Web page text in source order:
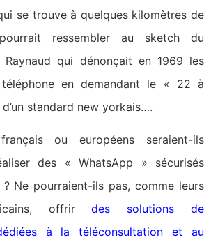
se trouve à quelques kilomètres de
ressembler au sketch du
Raynaud qui dénonçait en 1969 les
en demandant le « 22 à
standard new yorkais….
ou européens seraient-ils
des « WhatsApp » sécurisés
Ne pourraient-ils pas, comme leurs
offrirdes solutions de
à la téléconsultation et au